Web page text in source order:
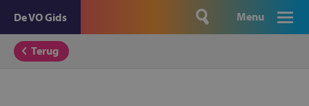
De VO Gids Menu
Terug